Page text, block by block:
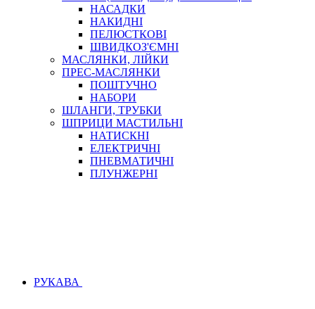
НАСАДКИ
НАКИДНІ
ПЕЛЮСТКОВІ
ШВИДКОЗ'ЄМНІ
МАСЛЯНКИ, ЛІЙКИ
ПРЕС-МАСЛЯНКИ
ПОШТУЧНО
НАБОРИ
ШЛАНГИ, ТРУБКИ
ШПРИЦИ МАСТИЛЬНІ
НАТИСКНІ
ЕЛЕКТРИЧНІ
ПНЕВМАТИЧНІ
ПЛУНЖЕРНІ
РУКАВА